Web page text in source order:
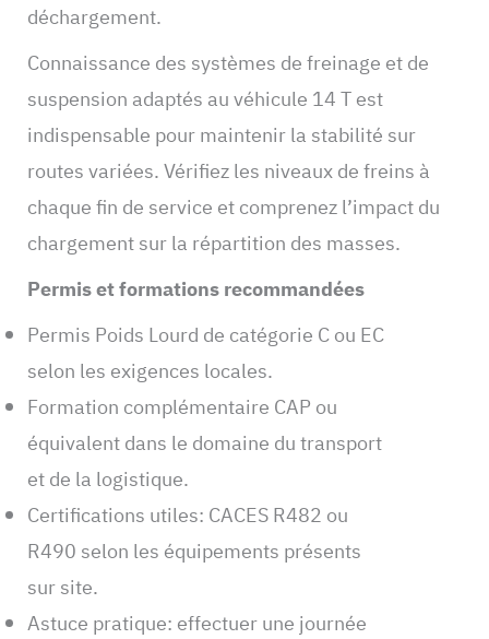
déchargement.
Connaissance des systèmes de freinage et de
suspension adaptés au véhicule 14 T est
indispensable pour maintenir la stabilité sur
routes variées. Vérifiez les niveaux de freins à
chaque fin de service et comprenez l’impact du
chargement sur la répartition des masses.
Permis et formations recommandées
Permis Poids Lourd de catégorie C ou EC
selon les exigences locales.
Formation complémentaire CAP ou
équivalent dans le domaine du transport
et de la logistique.
Certifications utiles: CACES R482 ou
R490 selon les équipements présents
sur site.
Astuce pratique: effectuer une journée